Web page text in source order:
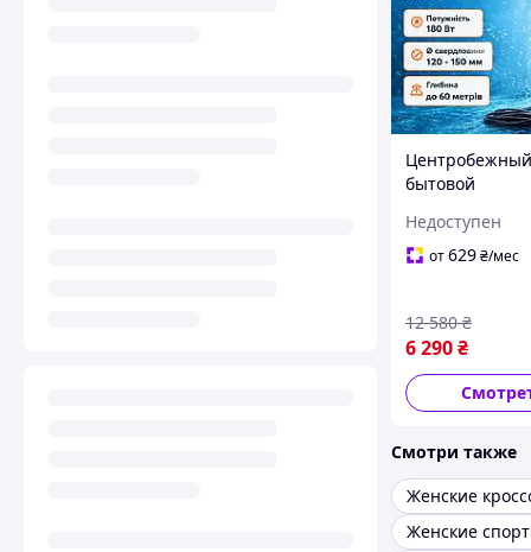
Центробежный
бытовой
насос
мин для
Недоступен
от629₴/мес
6 290₴
12 580 ₴
Смотри также